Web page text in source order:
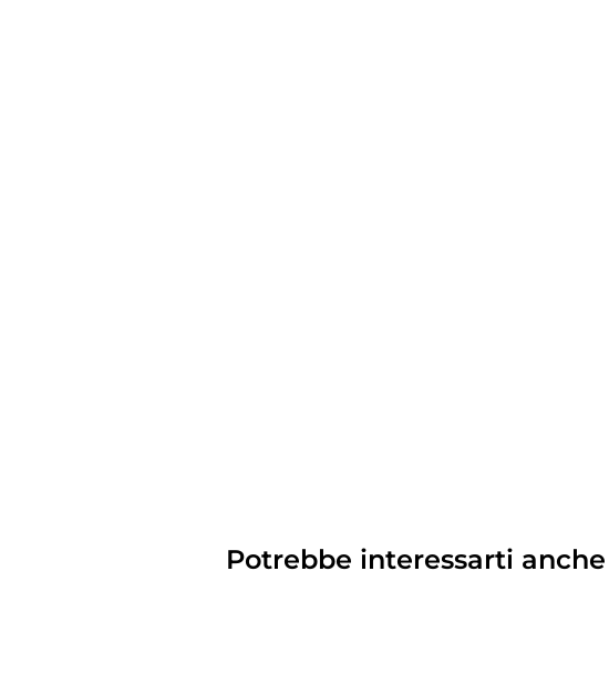
Potrebbe interessarti anche